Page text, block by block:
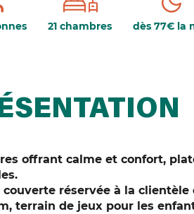
21 chambres dès 77€ la
offrant calme et confort,
couverte réservée à la
terrain de jeux pour les